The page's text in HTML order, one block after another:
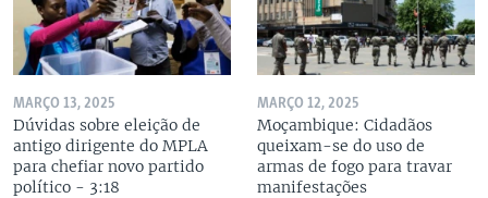
MARÇO 13, 2025
Dúvidas sobre eleição de
antigo dirigente do MPLA
para chefiar novo partido
político - 3:18
MARÇO 12, 2025
Moçambique: Cidadãos
queixam-se do uso de
armas de fogo para travar
manifestações